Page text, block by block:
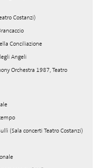
Costanzi)
Conciliazione
Angeli
Orchestra 1987, Teatro
(Sala concerti Teatro Costanzi)